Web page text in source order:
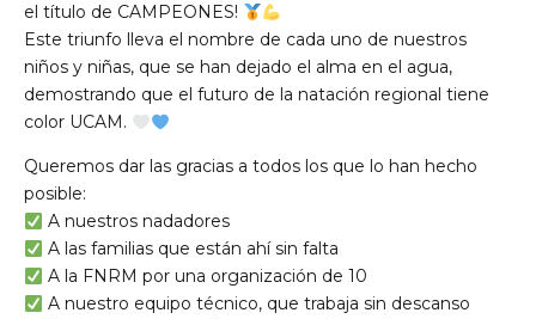
el título de CAMPEONES!
Este triunfo lleva el nombre de cada uno de nuestros
niños y niñas, que se han dejado el alma en el agua,
demostrando que el futuro de la natación regional tiene
color UCAM.
Queremos dar las gracias a todos los que lo han hecho
posible:
A nuestros nadadores
A las familias que están ahí sin falta
A la FNRM por una organización de 10
A nuestro equipo técnico, que trabaja sin descanso